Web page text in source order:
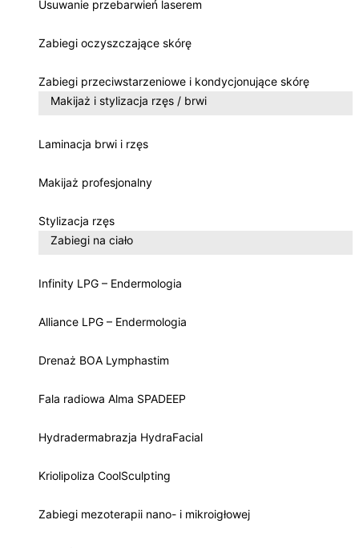
Usuwanie przebarwień laserem
Zabiegi oczyszczające skórę
Zabiegi przeciwstarzeniowe i kondycjonujące skórę
Makijaż i stylizacja rzęs / brwi
Laminacja brwi i rzęs
Makijaż profesjonalny
Stylizacja rzęs
Zabiegi na ciało
Infinity LPG – Endermologia
Alliance LPG – Endermologia
Drenaż BOA Lymphastim
Fala radiowa Alma SPADEEP
Hydradermabrazja HydraFacial
Kriolipoliza CoolSculpting
Zabiegi mezoterapii nano- i mikroigłowej